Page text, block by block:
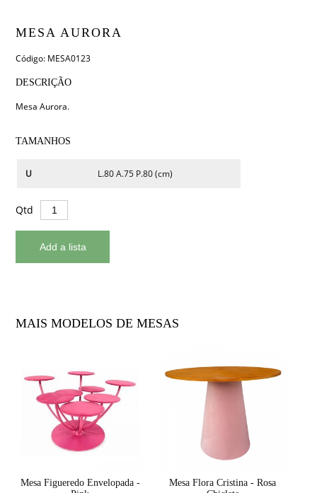
MESA AURORA
Código: MESA0123
DESCRIÇÃO
Mesa Aurora.
TAMANHOS
U L.80 A.75 P.80 (cm)
Qtd
MAIS MODELOS DE MESAS
Mesa Figueredo Envelopada -
Mesa Flora Cristina - Rosa